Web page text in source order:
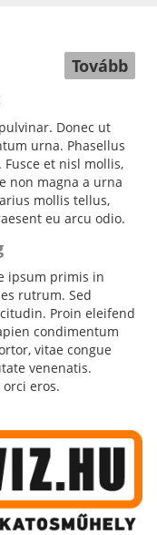
Tovább
Donec ut
urna. Phasellus
et nisl mollis,
non magna a urna
mollis tellus,
eu arcu odio.
ipsum primis in
rutrum. Sed
Proin eleifend
condimentum
vitae congue
venenatis.
eros.